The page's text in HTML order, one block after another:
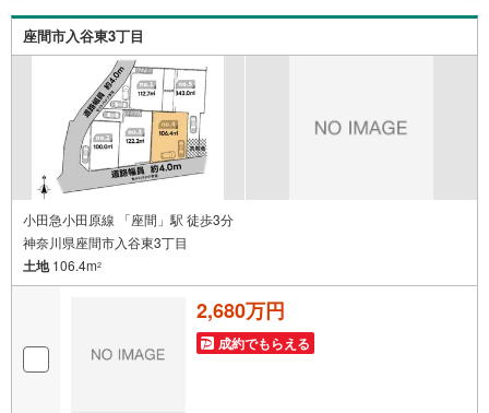
座間市入谷東3丁目
小田急小田原線 「座間」駅 徒歩3分
神奈川県座間市入谷東3丁目
土地106.4m2
2,680万円
成約でもらえる